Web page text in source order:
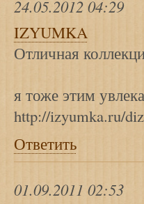
24.05.2012 04:29
IZYUMKA
Отличная
я тоже этим
http://izyumka.ru/
Ответить
01.09.2011 02:53